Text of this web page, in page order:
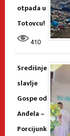
otpada u
Totovcu!
410
Središnje
slavlje
Gospe od
Anđela –
Porcijunk